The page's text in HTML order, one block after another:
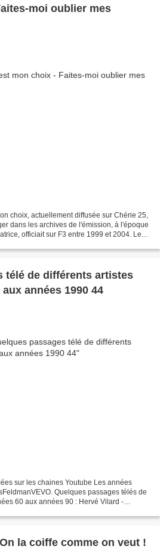
moi oublier mes
choix, actuellement diffusée sur Chérie 25,
dans les archives de l'émission, à l'époque
officiait sur F3 entre 1999 et 2004. Le
télé de différents artistes
années 1990 44
sur les chaines Youtube Les années
Quelques passages télés de
60 aux années 90 : Hervé Vilard -
la coiffe comme on veut !